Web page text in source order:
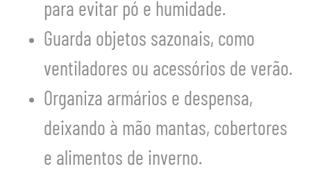
para evitar pó e humidade.
Guarda objetos sazonais, como
ventiladores ou acessórios de verão.
Organiza armários e despensa,
deixando à mão mantas, cobertores
e alimentos de inverno.